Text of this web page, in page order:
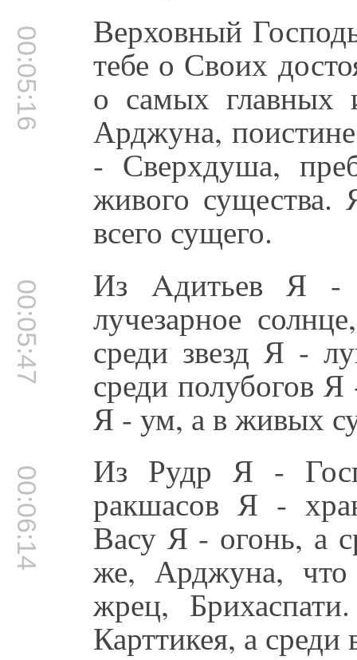
00:05:16 Верховный
тебе о Своих
о самых
Арджуна,
- Сверхдуша,
живого существа.
всего сущего.
00:05:47 Из Aдитьев Я -
лучезарное
среди звезд Я -
среди полубогов
Я - ум, а в живых
00:06:14 Из Рудр Я -
ракшасов Я -
Васу Я - огонь, а
же, Арджуна,
жрец,
Карттикея, а